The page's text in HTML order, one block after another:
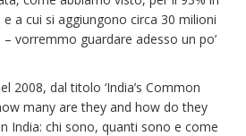
a cui si aggiungono circa 30 milioni
vorremmo guardare adesso un po’
2008, dal titolo ‘India’s Common
many are they and how do they
India: chi sono, quanti sono e come